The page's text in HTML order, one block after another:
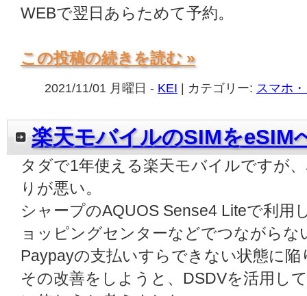
WEBで翌日あらためて予約。
この投稿の続きを読む »
2021/11/01 月曜日 - KEI | カテゴリー: スマホ
楽天モバイルのSIMをeSIM
タダで1年使える楽天モバイルですが
りが悪い。
シャープのAQUOS Sense4 Liteで利用
ョッピングセンターなどでつながら
Paypayの支払いすらできない状態に陥
その改善をしようと、DSDVを活用し